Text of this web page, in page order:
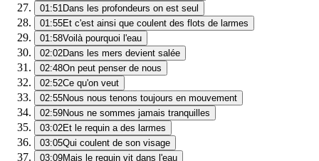
01:51Dans les profondeurs on est seul
01:55Et c'est ainsi que coulent des flots de larmes
01:58Voilà pourquoi l'eau
02:02Dans les mers devient salée
02:48On peut penser de nous
02:52Ce qu'on veut
02:55Nous nous tenons toujours en mouvement
02:59Nous ne sommes jamais tranquilles
03:02Et le requin a des larmes
03:05Qui coulent de son visage
03:09Mais le requin vit dans l'eau